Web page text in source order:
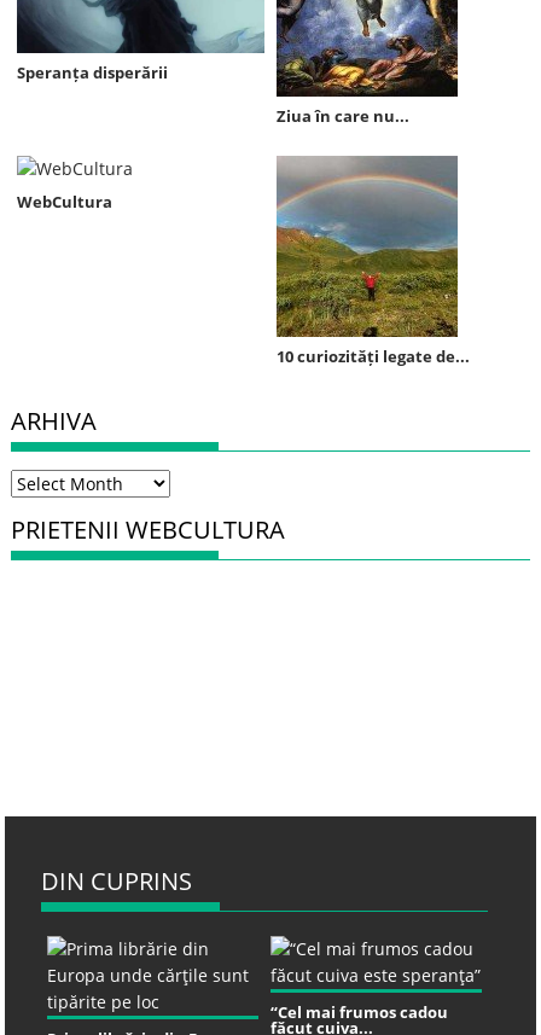
Speranța disperării
Ziua în care nu...
WebCultura
10 curiozități legate de...
ARHIVA
Arhiva
PRIETENII WEBCULTURA
DIN CUPRINS
“Cel mai frumos cadou
făcut cuiva...